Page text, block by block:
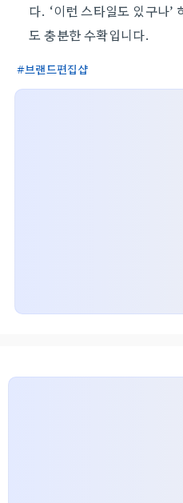
다. ‘이런 스타일도 있구나’
도 충분한 수확입니다.
브랜드편집샵